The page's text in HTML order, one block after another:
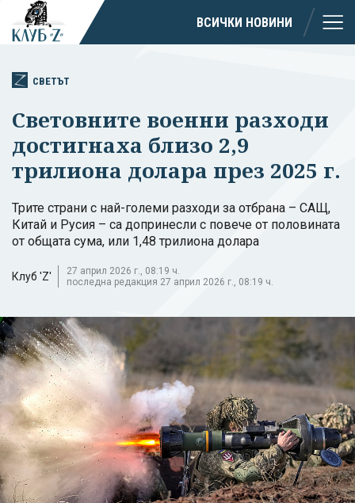
ВСИЧКИ НОВИНИ
СВЕТЪТ
Световните военни разходи
достигнаха близо 2,9
трилиона долара през 2025 г.
Трите страни с най-големи разходи за отбрана – САЩ,
Китай и Русия – са допринесли с повече от половината
от общата сума, или 1,48 трилиона долара
Клуб 'Z'
27 април 2026 г., 08:19 ч.
последна редакция 27 април 2026 г., 08:19 ч.